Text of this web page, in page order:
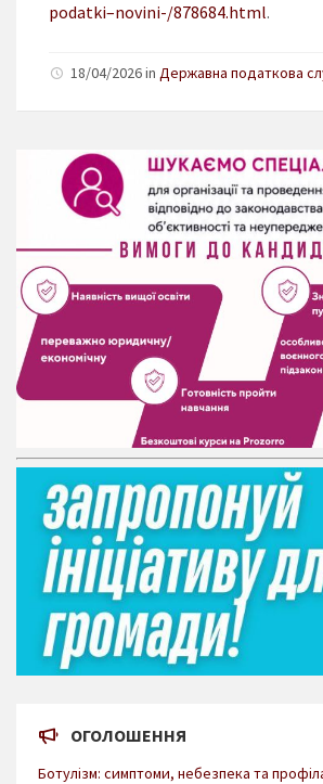
podatki–novini-/878684.html.
18/04/2026 in Державна податкова
ОГОЛОШЕННЯ
Ботулізм: симптоми, небезпека та